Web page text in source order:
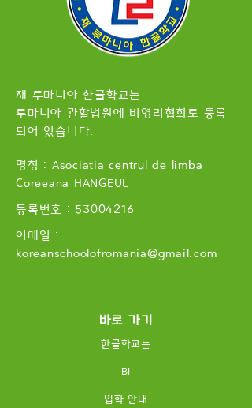
재 루마니아 한글학교는
루마니아 관할법원에 비영리협회로 등록
되어 있습니다.
명칭 : Asociatia centrul de limba
Coreeana HANGEUL
​등록번호 : 53004216
이메일 :
koreanschoolofromania@gmail.com
바로 가기
한글학교는
BI
입학 안내